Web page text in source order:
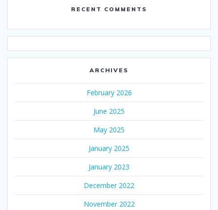
RECENT COMMENTS
ARCHIVES
February 2026
June 2025
May 2025
January 2025
January 2023
December 2022
November 2022